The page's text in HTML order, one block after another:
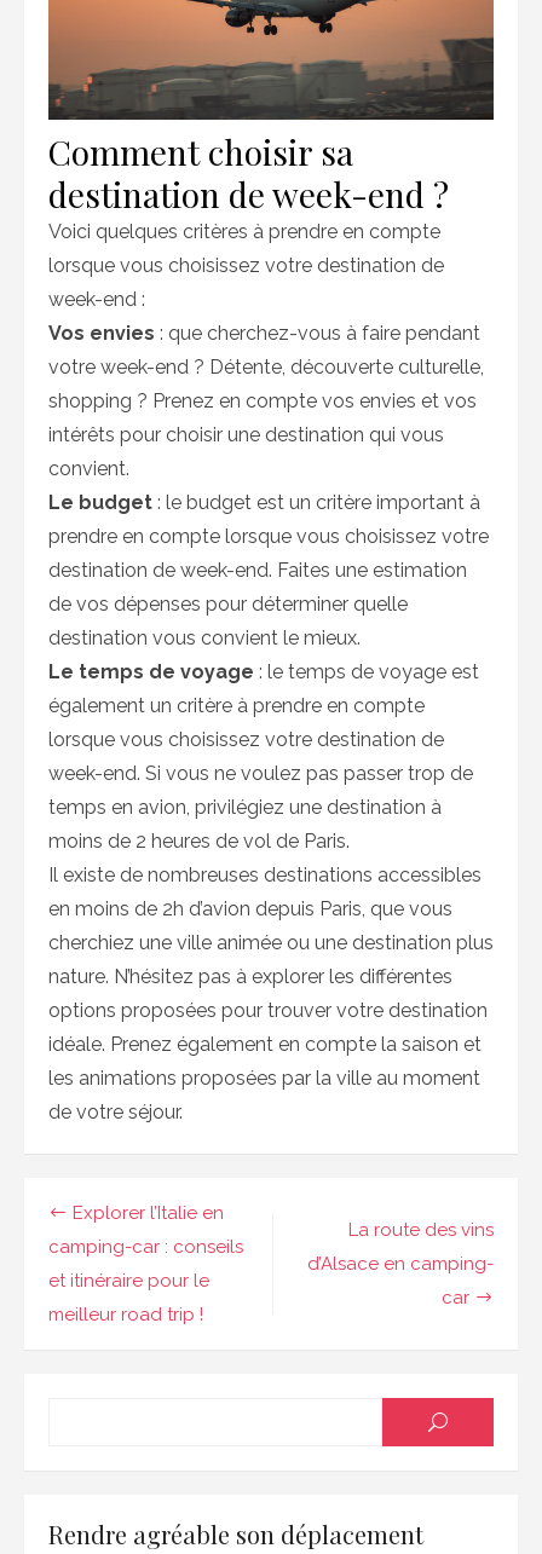
Comment choisir sa
destination de week-end ?
Voici quelques critères à prendre en compte
lorsque vous choisissez votre destination de
week-end :
Vos envies : que cherchez-vous à faire pendant
votre week-end ? Détente, découverte culturelle,
shopping ? Prenez en compte vos envies et vos
intérêts pour choisir une destination qui vous
convient.
Le budget : le budget est un critère important à
prendre en compte lorsque vous choisissez votre
destination de week-end. Faites une estimation
de vos dépenses pour déterminer quelle
destination vous convient le mieux.
Le temps de voyage : le temps de voyage est
également un critère à prendre en compte
lorsque vous choisissez votre destination de
week-end. Si vous ne voulez pas passer trop de
temps en avion, privilégiez une destination à
moins de 2 heures de vol de Paris.
Il existe de nombreuses destinations accessibles
en moins de 2h d’avion depuis Paris, que vous
cherchiez une ville animée ou une destination plus
nature. N’hésitez pas à explorer les différentes
options proposées pour trouver votre destination
idéale. Prenez également en compte la saison et
les animations proposées par la ville au moment
de votre séjour.
Navigation
de
l’article
La route des vins
d’Alsace en camping-
car
Explorer l’Italie en
camping-car : conseils
et itinéraire pour le
meilleur road trip !
SEARCH
Rendre agréable son déplacement